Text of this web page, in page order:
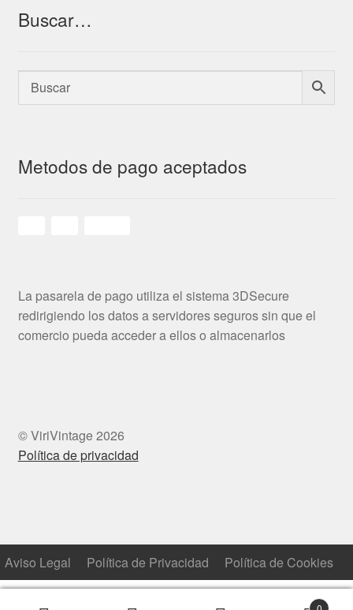
Buscar…
Metodos de pago aceptados
La pasarela de pago utiliza el sistema 3DSecure
redirigiendo los datos a servidores seguros sin que el
comercio pueda acceder a ellos o almacenarlos
© ViriVintage 2026
Política de privacidad
Aviso Legal Política de Privacidad Política de Cookies